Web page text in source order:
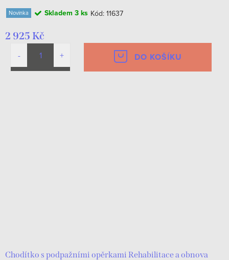
Novinka Skladem 3 ks Kód: 11637
2 925 Kč
DO KOŠÍKU
Chodítko s podpažními opěrkami Rehabilitace a obnova